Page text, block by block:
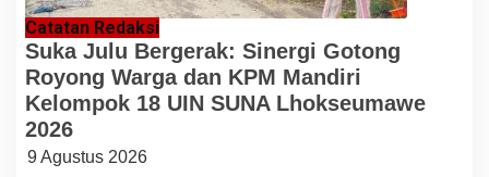
Catatan Redaksi
Suka Julu Bergerak: Sinergi Gotong
Royong Warga dan KPM Mandiri
Kelompok 18 UIN SUNA Lhokseumawe
2026
9 Agustus 2026